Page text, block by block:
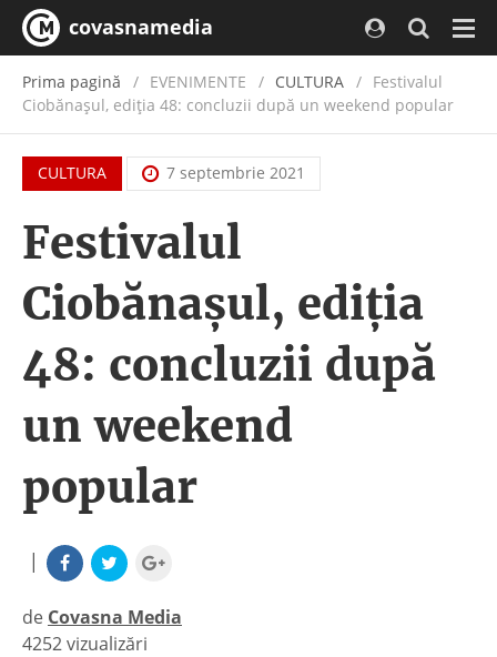
covasnamedia
Prima pagină EVENIMENTE / CULTURA
Festivalul
Ciobănașul, ediția 48: concluzii după un weekend popular
CULTURA 7 septembrie 2021
Festivalul
Ciobănașul, ediția
48: concluzii după
un weekend
popular
|
de Covasna Media
|
4252 vizualizări